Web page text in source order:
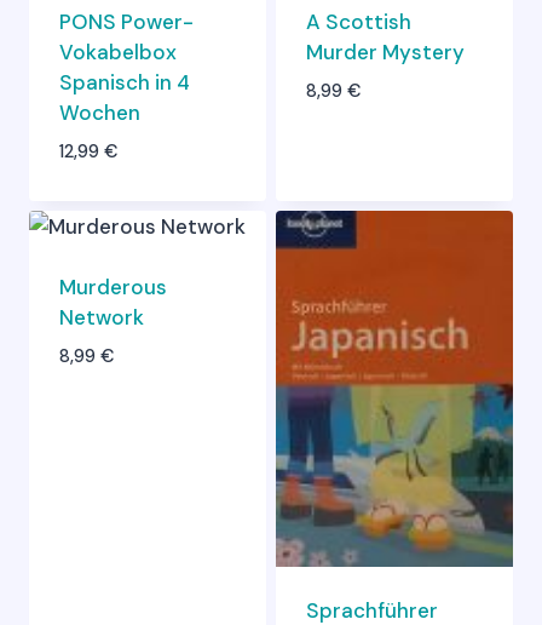
PONS Power-
Vokabelbox
Spanisch in 4
Wochen
12,99 €
A Scottish
Murder Mystery
8,99 €
Murderous
Network
8,99 €
Sprachführer